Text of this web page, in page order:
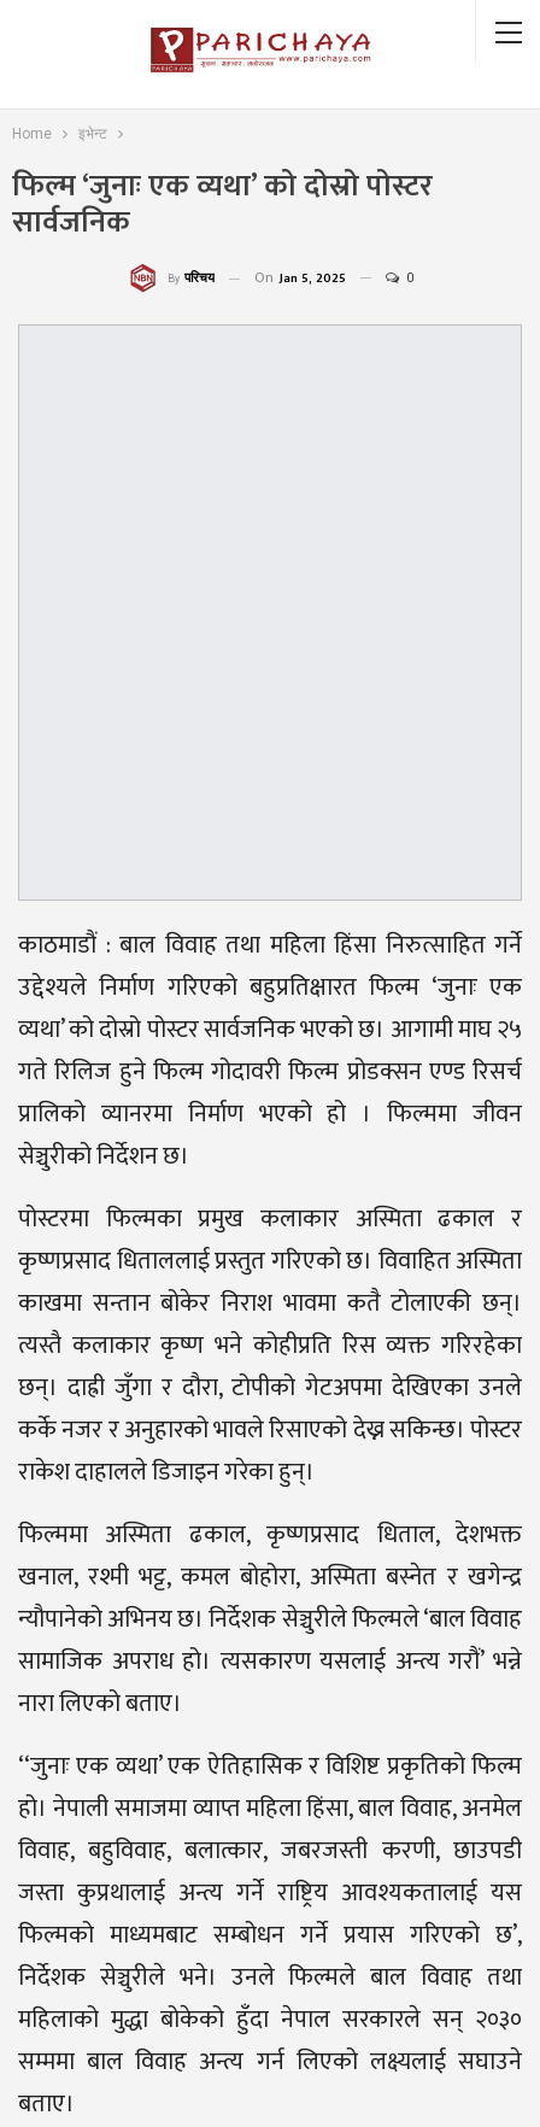
Home इभेन्ट
फिल्म ‘जुनाः एक व्यथा’ को दोस्रो पोस्टर
सार्वजनिक
By परिचय On Jan 5, 2025 0
काठमाडौं : बाल विवाह तथा महिला हिंसा निरुत्साहित गर्ने
उद्देश्यले निर्माण गरिएको बहुप्रतिक्षारत फिल्म ‘जुनाः एक
व्यथा’ को दोस्रो पोस्टर सार्वजनिक भएको छ। आगामी माघ २५
गते रिलिज हुने फिल्म गोदावरी फिल्म प्रोडक्सन एण्ड रिसर्च
प्रालिको व्यानरमा निर्माण भएको हो । फिल्ममा जीवन
सेञ्चुरीको निर्देशन छ।
पोस्टरमा फिल्मका प्रमुख कलाकार अस्मिता ढकाल र
कृष्णप्रसाद धिताललाई प्रस्तुत गरिएको छ। विवाहित अस्मिता
काखमा सन्तान बोकेर निराश भावमा कतै टोलाएकी छन्।
त्यस्तै कलाकार कृष्ण भने कोहीप्रति रिस व्यक्त गरिरहेका
छन्। दाह्री जुँगा र दौरा, टोपीको गेटअपमा देखिएका उनले
कर्के नजर र अनुहारको भावले रिसाएको देख्न सकिन्छ। पोस्टर
राकेश दाहालले डिजाइन गरेका हुन्।
फिल्ममा अस्मिता ढकाल, कृष्णप्रसाद धिताल, देशभक्त
खनाल, रश्मी भट्ट, कमल बोहोरा, अस्मिता बस्नेत र खगेन्द्र
न्यौपानेको अभिनय छ। निर्देशक सेञ्चुरीले फिल्मले ‘बाल विवाह
सामाजिक अपराध हो। त्यसकारण यसलाई अन्त्य गरौं’ भन्ने
नारा लिएको बताए।
‘‘जुनाः एक व्यथा’ एक ऐतिहासिक र विशिष्ट प्रकृतिको फिल्म
हो। नेपाली समाजमा व्याप्त महिला हिंसा, बाल विवाह, अनमेल
विवाह, बहुविवाह, बलात्कार, जबरजस्ती करणी, छाउपडी
जस्ता कुप्रथालाई अन्त्य गर्ने राष्ट्रिय आवश्यकतालाई यस
फिल्मको माध्यमबाट सम्बोधन गर्ने प्रयास गरिएको छ’,
निर्देशक सेञ्चुरीले भने। उनले फिल्मले बाल विवाह तथा
महिलाको मुद्धा बोकेको हुँदा नेपाल सरकारले सन् २०३०
सम्ममा बाल विवाह अन्त्य गर्न लिएको लक्ष्यलाई सघाउने
बताए।